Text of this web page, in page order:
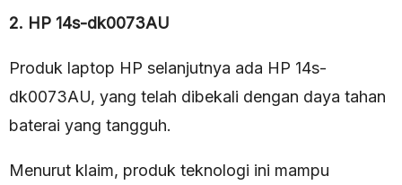
2. HP 14s-dk0073AU
Produk laptop HP selanjutnya ada HP 14s-
dk0073AU, yang telah dibekali dengan daya tahan
baterai yang tangguh.
Menurut klaim, produk teknologi ini mampu